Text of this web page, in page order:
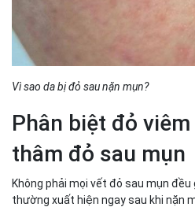
Vì sao da bị đỏ sau nặn mụn?
Phân biệt đỏ
thâm đỏ sau mụn
Không phải mọi vết đỏ sau mụn
thường xuất hiện ngay sau khi nặn